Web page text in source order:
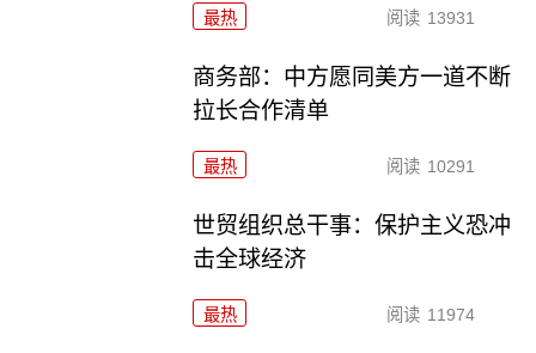
最热 阅读 13931
商务部：中方愿同美方一道不断
拉长合作清单
最热 阅读 10291
世贸组织总干事：保护主义恐冲
击全球经济
最热 阅读 11974